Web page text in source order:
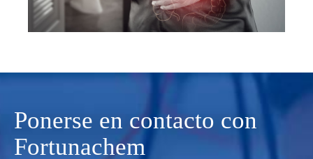
Ponerse en contacto con
Fortunachem